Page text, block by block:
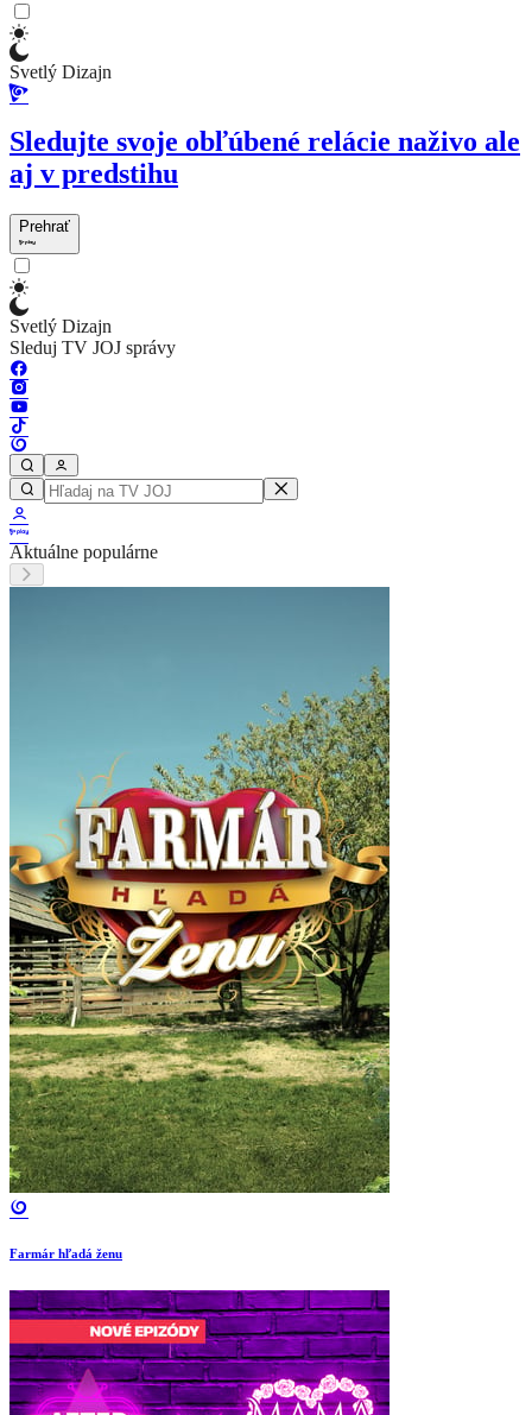
Svetlý Dizajn
Sledujte svoje obľúbené relácie naživo ale
aj v predstihu
Prehrať
Svetlý Dizajn
Sleduj TV JOJ správy
Aktuálne populárne
Farmár hľadá ženu